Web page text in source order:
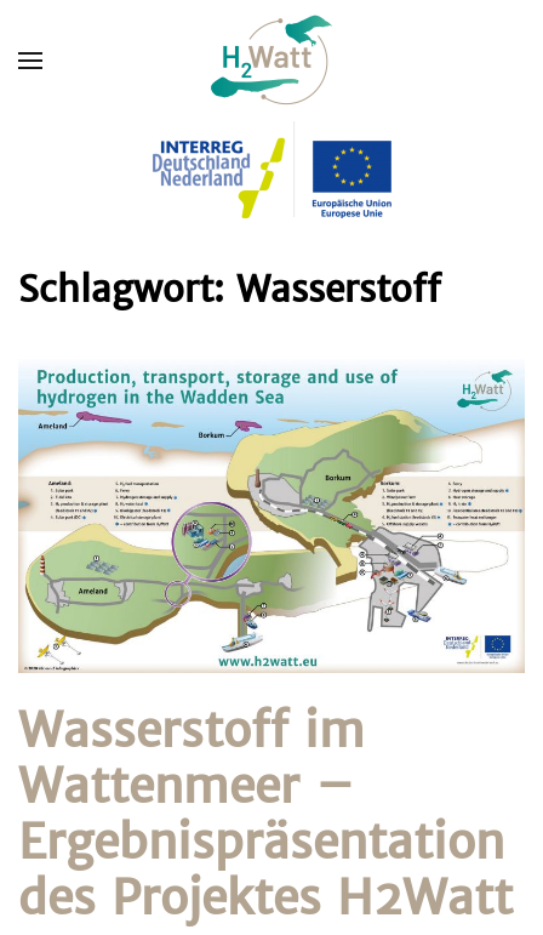
Schlagwort: Wasserstoff
Wasserstoff im
Wattenmeer –
Ergebnispräsentation
des Projektes H2Watt